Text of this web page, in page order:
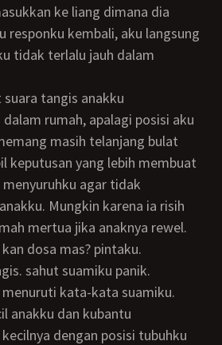
ke liang dimana dia
responku kembali, aku langsung
tidak terlalu jauh dalam
rumah, apalagi posisi aku
masih telanjang bulat
keputusan yang lebih membuat
agar tidak
Mungkin karena ia risih
mertua jika anaknya rewel.
kan dosa mas? pintaku.
sahut suamiku panik.
anakku dan kubantu
dengan posisi tubuhku